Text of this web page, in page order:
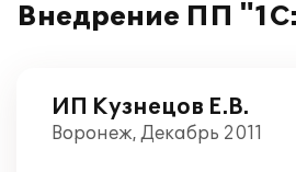
Внедрение ПП
ИП Кузнецов Е.В.
Воронеж, Декабрь 2011